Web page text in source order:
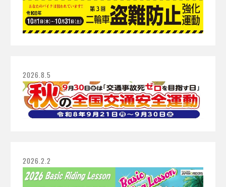
2026.8.5
2026.2.2